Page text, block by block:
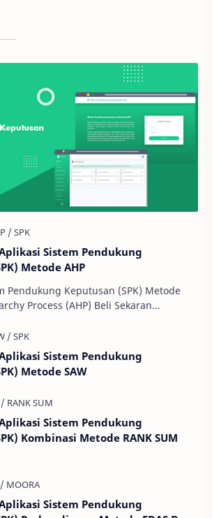
Sistem Pendukung
Metode AHP
Keputusan (SPK) Metode
Analytical Hierarchy Process (AHP) Beli Sekaran…
Sistem Pendukung
Metode SAW
Sistem Pendukung
Kombinasi Metode RANK SUM
Sistem Pendukung